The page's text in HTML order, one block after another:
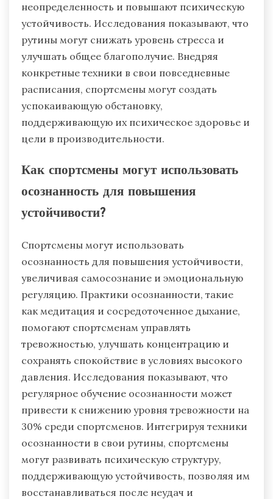
неопределенность и повышают психическую
устойчивость. Исследования показывают, что
рутины могут снижать уровень стресса и
улучшать общее благополучие. Внедряя
конкретные техники в свои повседневные
расписания, спортсмены могут создать
успокаивающую обстановку,
поддерживающую их психическое здоровье и
цели в производительности.
Как спортсмены могут использовать
осознанность для повышения
устойчивости?
Спортсмены могут использовать
осознанность для повышения устойчивости,
увеличивая самосознание и эмоциональную
регуляцию. Практики осознанности, такие
как медитация и сосредоточенное дыхание,
помогают спортсменам управлять
тревожностью, улучшать концентрацию и
сохранять спокойствие в условиях высокого
давления. Исследования показывают, что
регулярное обучение осознанности может
привести к снижению уровня тревожности на
30% среди спортсменов. Интегрируя техники
осознанности в свои рутины, спортсмены
могут развивать психическую структуру,
поддерживающую устойчивость, позволяя им
восстанавливаться после неудач и